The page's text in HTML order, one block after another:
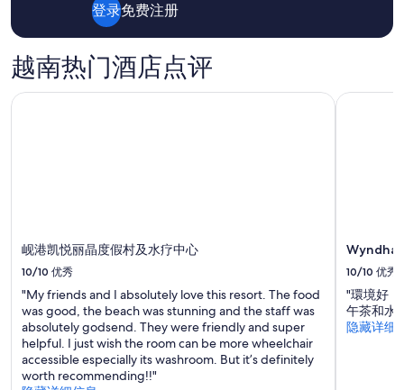
成
人
1
晚
住
宿
格
和
况
能
登录免费注册
越南热门酒店点评
岘港凯悦丽晶度假村及水疗中心
10/10 优秀
"My friends and I absolutely love this resort. The food
was good, the beach was stunning and the staff was
absolutely godsend. They were friendly and super
helpful. I just wish the room can be more wheelchair
accessible especially its washroom. But it’s definitely
worth recommending!!"
岘港凯悦丽晶度假村及水疗中心
10/10 优秀
"環境好
午茶和水
隐藏详细